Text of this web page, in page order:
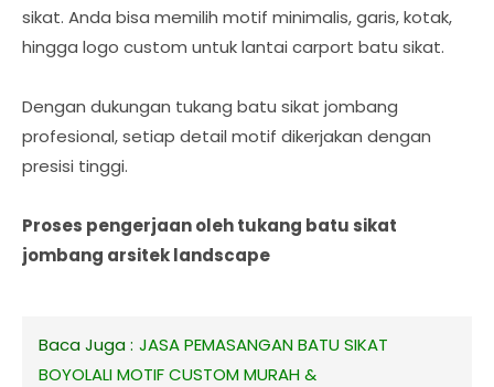
sikat. Anda bisa memilih motif minimalis, garis, kotak,
hingga logo custom untuk lantai carport batu sikat.
Dengan dukungan tukang batu sikat jombang
profesional, setiap detail motif dikerjakan dengan
presisi tinggi.
Proses pengerjaan oleh tukang batu sikat
jombang arsitek landscape
Baca Juga : JASA PEMASANGAN BATU SIKAT
BOYOLALI MOTIF CUSTOM MURAH &